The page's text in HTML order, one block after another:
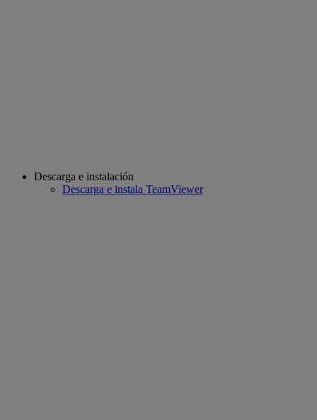
Descarga e instalación
Descarga e instala TeamViewer